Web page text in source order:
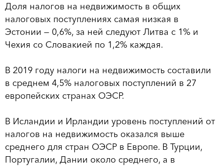
Доля налогов на недвижимость в общих
налоговых поступлениях самая низкая в
Эстонии — 0,6%, за ней следуют Литва с 1% и
Чехия со Словакией по 1,2% каждая.
В 2019 году налоги на недвижимость составили
в среднем 4,5% налоговых поступлений в 27
европейских странах ОЭСР.
В Исландии и Ирландии уровень поступлений от
налогов на недвижимость оказался выше
среднего для стран ОЭСР в Европе. В Турции,
Португалии, Дании около среднего, а в